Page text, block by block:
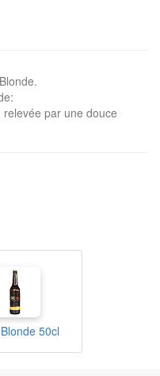
par une douce
50cl